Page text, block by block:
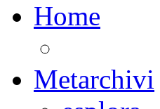
Home
Metarchivi